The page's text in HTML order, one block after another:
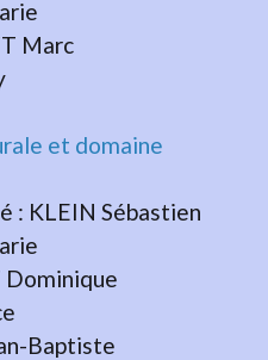
Marc
et domaine
Sébastien
Baptiste